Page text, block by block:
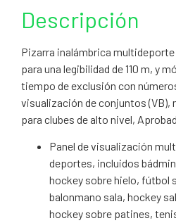
Descripción
Pizarra inalámbrica
para una legibilidad de 110 m, y
tiempo de exclusión con
visualización de conjuntos (VB),
para clubes de alto nivel,
Panel de visualización
deportes, incluidos
hockey sobre hielo, fútbol
balonmano sala, hockey
hockey sobre patines,